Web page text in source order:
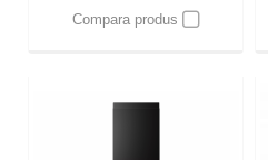
Compara produs